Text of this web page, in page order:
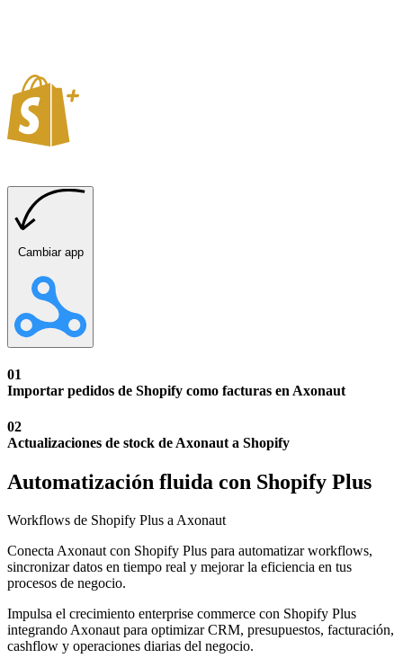
Cambiar app
01
Importar pedidos de Shopify como facturas en Axonaut
02
Actualizaciones de stock de Axonaut a Shopify
Automatización fluida con Shopify Plus
Workflows de Shopify Plus a Axonaut
Conecta Axonaut con Shopify Plus para automatizar workflows,
sincronizar datos en tiempo real y mejorar la eficiencia en tus
procesos de negocio.
Impulsa el crecimiento enterprise commerce con Shopify Plus
integrando Axonaut para optimizar CRM, presupuestos, facturación,
cashflow y operaciones diarias del negocio.